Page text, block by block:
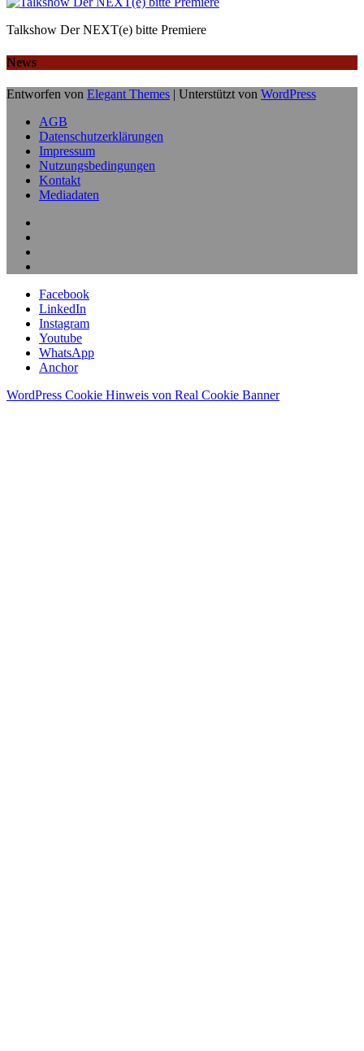
Talkshow Der NEXT(e) bitte Premiere
News
Entworfen von Elegant Themes | Unterstützt von WordPress
AGB
Datenschutzerklärungen
Impressum
Nutzungsbedingungen
Kontakt
Mediadaten
Facebook
LinkedIn
Instagram
Youtube
WhatsApp
Anchor
WordPress Cookie Hinweis von Real Cookie Banner